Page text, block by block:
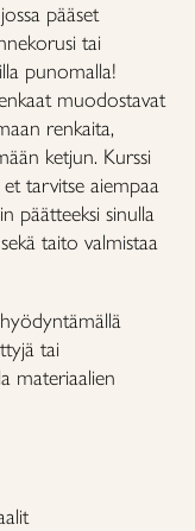
pääset
tai
punomalla!
muodostavat
renkaita,
ketjun. Kurssi
tarvitse aiempaa
päätteeksi sinulla
taito valmistaa
tai
materiaalien